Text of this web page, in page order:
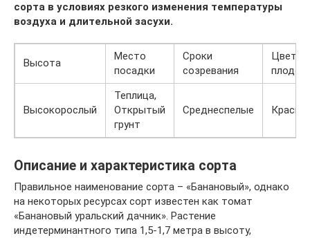
сорта в условиях резкого изменения температуры
воздуха и длительной засухи.
Высота
Место
посадки
Сроки
созревания
Цвет
плодов
Высокорослый
Теплица,
Открытый
грунт
Среднеспелые
Описание и характеристика сорта
Правильное наименование сорта – «Банановый», однако
на некоторых ресурсах сорт известен как томат
«Банановый уральский дачник». Растение
индетерминантного типа 1,5-1,7 метра в высоту,